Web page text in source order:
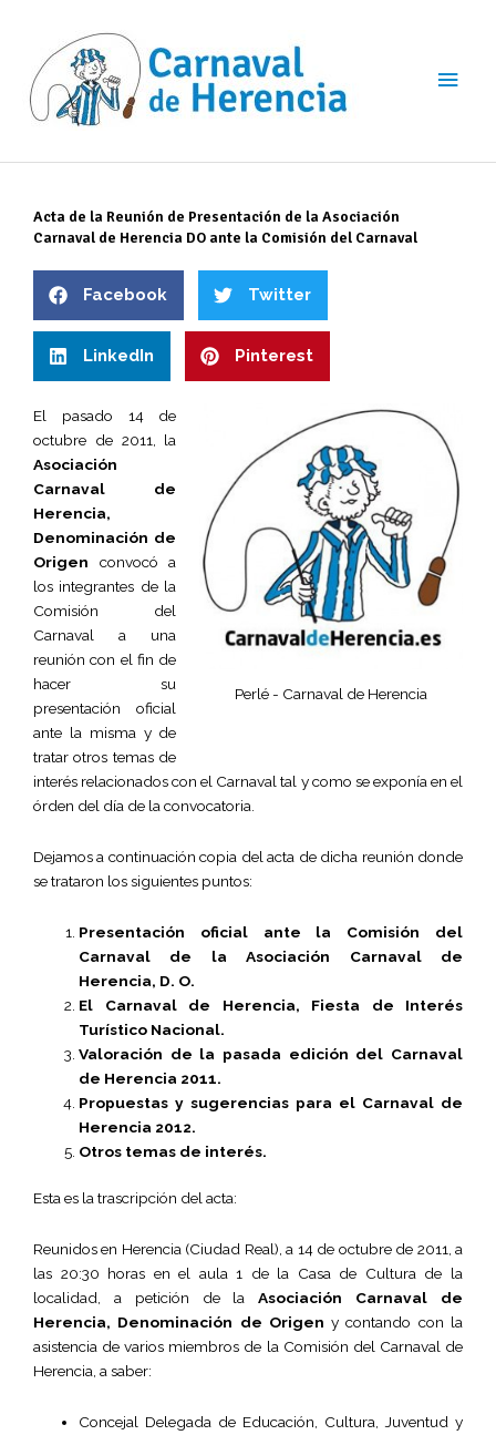
contenido
Acta de la Reunión de Presentación de la Asociación
Carnaval de Herencia DO ante la Comisión del Carnaval
Facebook Twitter
LinkedIn Pinterest
Perlé - Carnaval de Herencia
El pasado 14 de
octubre de 2011, la
Asociación
Carnaval de
Herencia,
Denominación de
Origen convocó a
los integrantes de la
Comisión del
Carnaval a una
reunión con el fin de
hacer su
presentación oficial
ante la misma y de
tratar otros temas de
interés relacionados con el Carnaval tal y como se exponía en el
órden del día de la convocatoria.
Dejamos a continuación copia del acta de dicha reunión donde
se trataron los siguientes puntos:
Presentación oficial ante la Comisión del
Carnaval de la Asociación Carnaval de
Herencia, D. O.
El Carnaval de Herencia, Fiesta de Interés
Turístico Nacional.
Valoración de la pasada edición del Carnaval
de Herencia 2011.
Propuestas y sugerencias para el Carnaval de
Herencia 2012.
Otros temas de interés.
Esta es la trascripción del acta:
Reunidos en Herencia (Ciudad Real), a 14 de octubre de 2011, a
las 20:30 horas en el aula 1 de la Casa de Cultura de la
localidad, a petición de laAsociación Carnaval de
Herencia, Denominación de Origen y contando con la
asistencia de varios miembros de la Comisión del Carnaval de
Herencia, a saber:
Concejal Delegada de Educación, Cultura, Juventud y